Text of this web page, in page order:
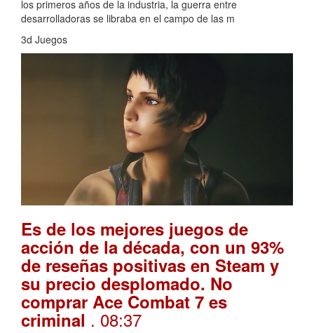
los primeros años de la industria, la guerra entre
desarrolladoras se libraba en el campo de las m
3d Juegos
Es de los mejores juegos de
acción de la década, con un 93%
de reseñas positivas en Steam y
su precio desplomado. No
comprar Ace Combat 7 es
criminal . 08:37